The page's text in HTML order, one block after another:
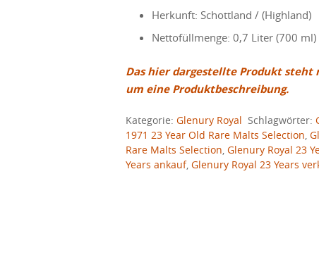
Herkunft: Schottland / (Highland)
Nettofüllmenge: 0,7 Liter (700 ml)
Das hier dargestellte Produkt steht
um eine Produktbeschreibung.
Kategorie: Glenury Royal Schlagwörter:
1971 23 Year Old Rare Malts Selection,
Rare Malts Selection, Glenury Royal 23
Years ankauf, Glenury Royal 23 Years